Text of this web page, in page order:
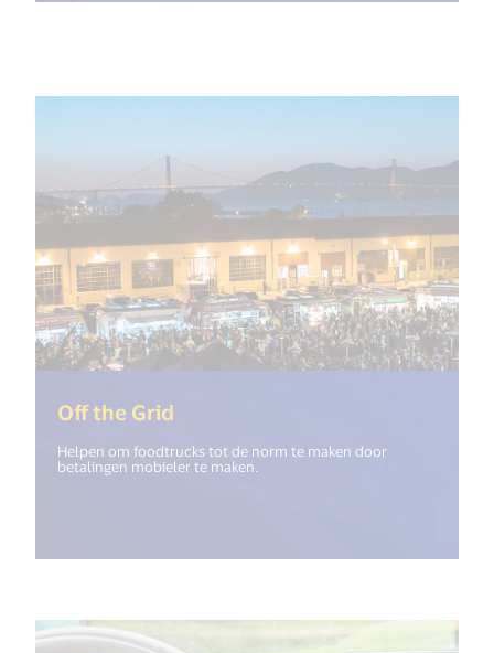
Off the Grid
Helpen om foodtrucks tot de norm te maken door
betalingen mobieler te maken.